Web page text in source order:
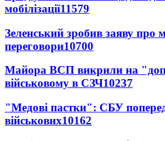
мобілізації11579
Зеленський зробив заяву про
переговори10700
Майора ВСП викрили на
військовому в СЗЧ10237
"Медові пастки": СБУ
військових10162